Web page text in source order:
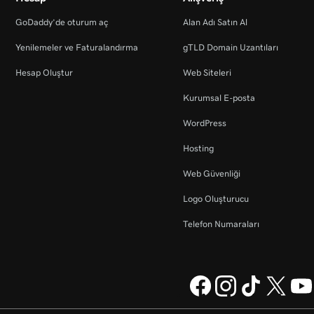
GoDaddy’de oturum aç
Yenilemeler ve Faturalandırma
Hesap Oluştur
Alan Adı Satın Al
gTLD Domain Uzantıları
Web Siteleri
Kurumsal E-posta
WordPress
Hosting
Web Güvenliği
Logo Oluşturucu
Telefon Numaraları